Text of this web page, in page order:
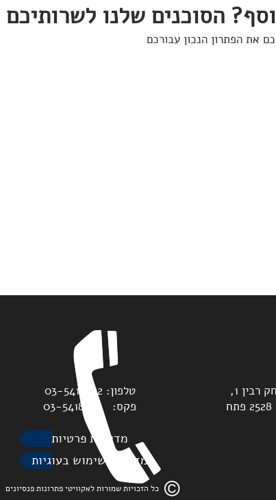
הסוכנים שלנו לשרותיכם
את הפתרון הנכון עבורכם
טלפון: 03-5418822
פקס: 03-5418893
משרדנו נמצאים בדרך יצחק רבין 1,
מגדלי גלובל טאוורס, ת.ד. 2528 פתח
מדיניות פרטיות
מדיניות שימוש בעוגיות
כל הזכויות שמורות לאקוויטי פתרונות פנסיונים